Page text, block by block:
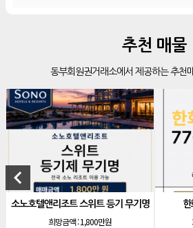
한화리조트 스위트 회원제 무기명
소노 이그젝큐티브 회원제 무기명
[리조트]소노호텔앤리조트 로얄 회원제 기명
[리조트]소노호텔앤리조트 로얄 회원제 기명
소노호텔앤리조트 로얄 등기 기명
[리조트]소노호텔앤리조트 골드 회원제 무기명
[리조트]소노호텔앤리조트 골드 등기 기명
[리조트]소노호텔앤리조트 스위트 등기 무기명
추천 매물
동부회원권거래소에서 제공하는 추천
keyboard_arrow_left
소노호텔앤리조트 스위트 등기 무기명
희망금액 :1,800만원
한